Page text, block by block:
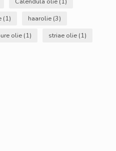
(1) haarolie (3)
olie (1) striae olie (1)